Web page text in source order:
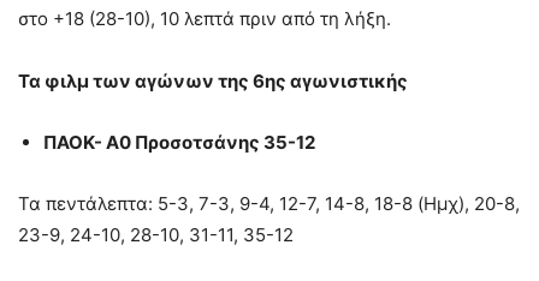
στο +18 (28-10), 10 λεπτά πριν από τη λήξη.
Τα φιλμ των αγώνων της 6ης αγωνιστικής
ΠΑΟΚ- Α0 Προσοτσάνης 35-12
Τα πεντάλεπτα: 5-3, 7-3, 9-4, 12-7, 14-8, 18-8 (Ημχ), 20-8,
23-9, 24-10, 28-10, 31-11, 35-12